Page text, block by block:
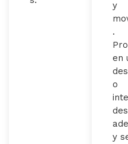
y
.
en
o
y